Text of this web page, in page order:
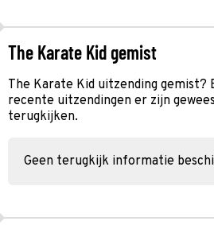
The Karate Kid gemist
The Karate Kid uitzending
recente uitzendingen er zijn
terugkijken.
Geen terugkijk informatie